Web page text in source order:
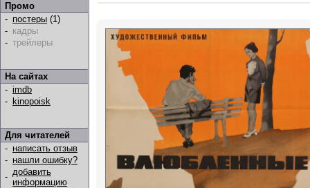
Промо
- постеры (1)
- кадры
- трейлеры
На сайтах
- imdb
- kinopoisk
Для читателей
- написать отзыв
- нашли ошибку?
- добавить
информацию